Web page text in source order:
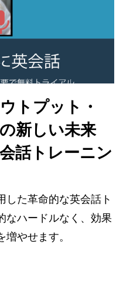
トプット・
新しい未来
話トレーニン
した革命的な英会話ト
なハードルなく、効果
やせます。